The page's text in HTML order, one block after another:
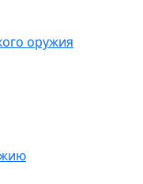
оружия